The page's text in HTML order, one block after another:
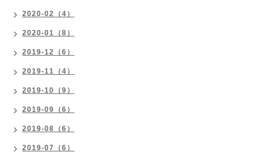
2020-02（4）
2020-01（8）
2019-12（6）
2019-11（4）
2019-10（9）
2019-09（6）
2019-08（6）
2019-07（6）